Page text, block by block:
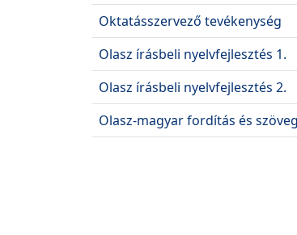
Oktatásszervező tevékenység
Olasz írásbeli nyelvfejlesztés 1.
Olasz írásbeli nyelvfejlesztés 2.
Olasz-magyar fordítás és